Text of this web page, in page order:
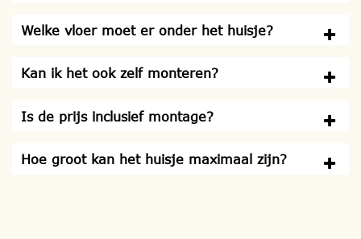
Welke vloer moet er onder het huisje?
Kan ik het ook zelf monteren?
Is de prijs inclusief montage?
Hoe groot kan het huisje maximaal zijn?